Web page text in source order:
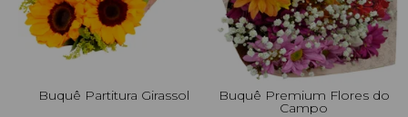
Buquê Partitura Girassol Buquê Premium Flores do
Campo